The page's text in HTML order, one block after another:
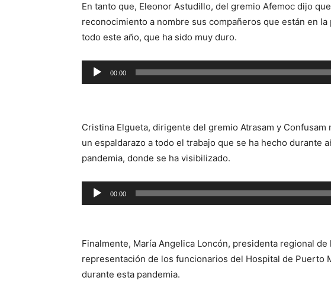
En tanto que, Eleonor Astudillo, del gremio Afemoc dijo
reconocimiento a nombre sus compañeros que están en
todo este año, que ha sido muy duro.
Reproductor
de
00:00
Cristina Elgueta, dirigente del gremio Atrasam y
un espaldarazo a todo el trabajo que se ha hecho durante
pandemia, donde se ha visibilizado.
Reproductor
de
00:00
Finalmente, María Angelica Loncón, presidenta regional
representación de los funcionarios del Hospital de Puerto
durante esta pandemia.